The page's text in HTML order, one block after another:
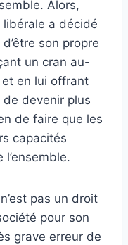
Alors,
a décidé
son propre
un cran au-
et en lui offrant
devenir plus
de faire que les
capacités
l’ensemble.
pas un droit
pour son
grave erreur de